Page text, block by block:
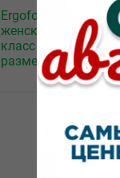
Ergoforma 321
женские
класс компрессии
размер 5